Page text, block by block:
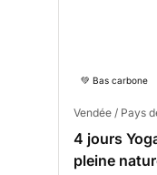
💚 Bas carbone
Vendée / Pays
4 jours
pleine